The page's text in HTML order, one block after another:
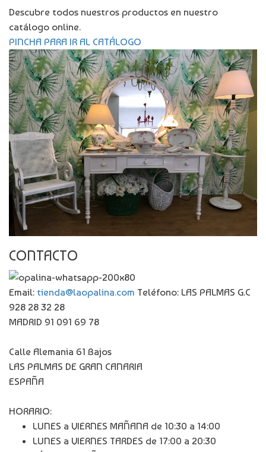
Descubre todos nuestros productos en nuestro
catálogo online.
PINCHA PARA IR AL CATÁLOGO
CONTACTO
Email: tienda@laopalina.com Teléfono: LAS PALMAS G.C
928 28 32 28
MADRID 91 091 69 78
Calle Alemania 61 Bajos
LAS PALMAS DE GRAN CANARIA
ESPAÑA
HORARIO:
LUNES a VIERNES MAÑANA de 10:30 a 14:00
LUNES a VIERNES TARDES de 17:00 a 20:30